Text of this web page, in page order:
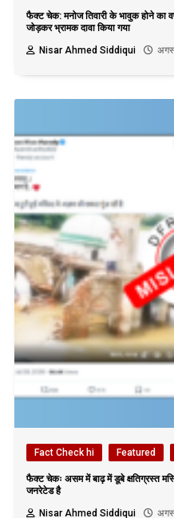
फैक्ट चेक: मनोज तिवारी के भावुक होने का
जोड़कर भ्रामक दावा किया गया
Nisar Ahmed Siddiqui
Fact Check hi Featured
फैक्ट चेकः असम में बाढ़ में डूबे क्षतिग्रस्त
जनरेटेड है
Nisar Ahmed Siddiqui